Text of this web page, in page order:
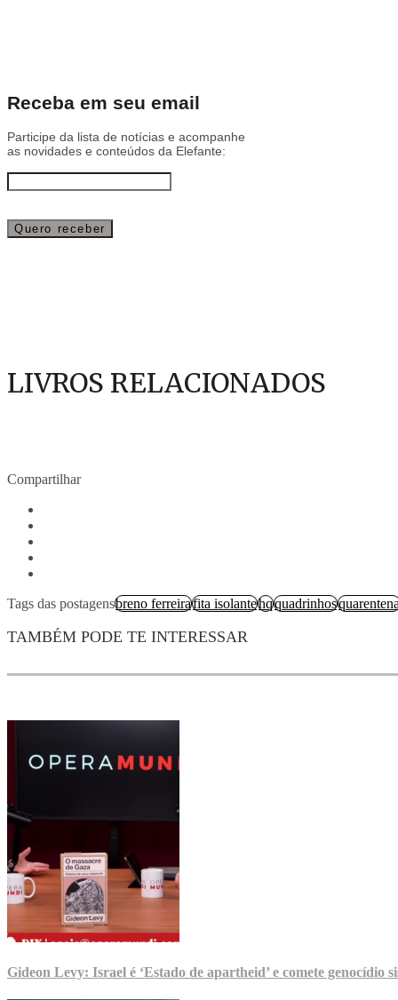
Receba em seu email
Participe da lista de notícias e acompanhe
as novidades e conteúdos da Elefante:
LIVROS RELACIONADOS
Compartilhar
Tags das postagensbreno ferreirafita isolantehqquadrinhos
TAMBÉM PODE TE INTERESSAR
Gideon Levy: Israel é ‘Estado de apartheid’ e comete genocídio